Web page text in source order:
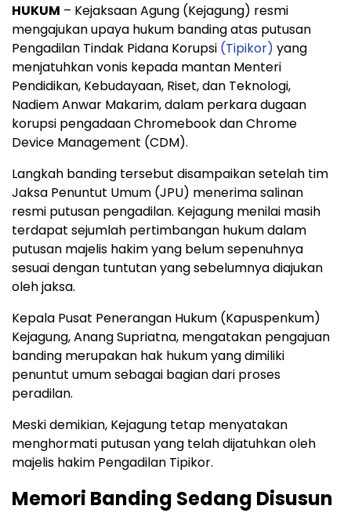
HUKUM – Kejaksaan Agung (Kejagung) resmi
mengajukan upaya hukum banding atas putusan
Pengadilan Tindak Pidana Korupsi (Tipikor) yang
menjatuhkan vonis kepada mantan Menteri
Pendidikan, Kebudayaan, Riset, dan Teknologi,
Nadiem Anwar Makarim, dalam perkara dugaan
korupsi pengadaan Chromebook dan Chrome
Device Management (CDM).
Langkah banding tersebut disampaikan setelah tim
Jaksa Penuntut Umum (JPU) menerima salinan
resmi putusan pengadilan. Kejagung menilai masih
terdapat sejumlah pertimbangan hukum dalam
putusan majelis hakim yang belum sepenuhnya
sesuai dengan tuntutan yang sebelumnya diajukan
oleh jaksa.
Kepala Pusat Penerangan Hukum (Kapuspenkum)
Kejagung, Anang Supriatna, mengatakan pengajuan
banding merupakan hak hukum yang dimiliki
penuntut umum sebagai bagian dari proses
peradilan.
Meski demikian, Kejagung tetap menyatakan
menghormati putusan yang telah dijatuhkan oleh
majelis hakim Pengadilan Tipikor.
Memori Banding Sedang Disusun